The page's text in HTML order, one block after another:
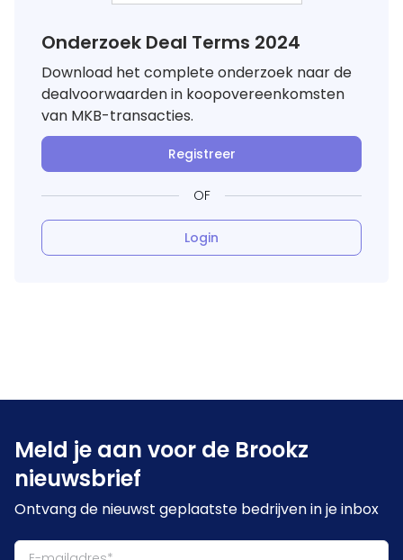
Onderzoek Deal Terms 2024
Download het complete onderzoek naar de
dealvoorwaarden in koopovereenkomsten
van MKB-transacties.
Registreer
OF
Login
Meld je aan voor de Brookz
nieuwsbrief
Ontvang de nieuwst geplaatste bedrijven in je inbox